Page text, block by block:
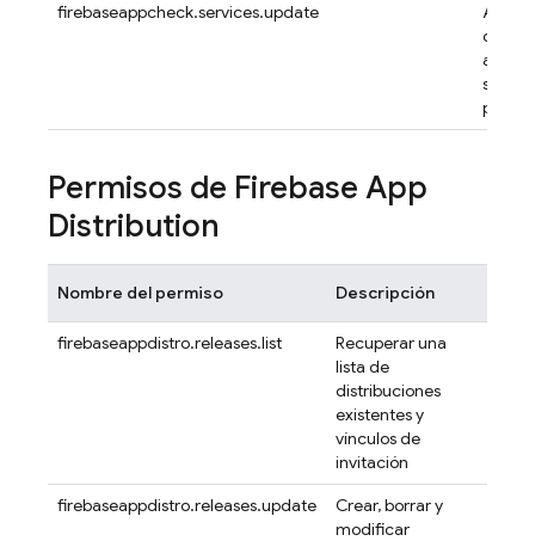
firebaseappcheck.services.update
de
Permisos de Firebase App
Distribution
Nombre del permiso Descripción
firebaseappdistro.releases.list
Recuperar una
lista de
distribuciones
existentes y
vínculos de
invitación
firebaseappdistro.releases.update
Crear, borrar y
modificar